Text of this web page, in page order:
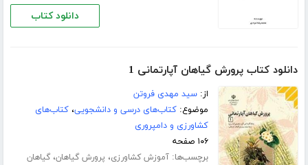
دانلود کتاب
دانلود کتاب پرورش گیاهان آپارتمانی 1
از:سید مهدی فروتن
موضوع:کتاب‌های درسی و دانشجویی،کتاب‌های
کشاورزی و دامپروری
۱۰۶ صفحه
برچسب‌ها:آموزش کشاورزی، پرورش گیاهان،گیاهان